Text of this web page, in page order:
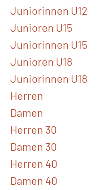
Juniorinnen U12
Junioren U15
Juniorinnen U15
Junioren U18
Juniorinnen U18
Herren
Damen
Herren 30
Damen 30
Herren 40
Damen 40